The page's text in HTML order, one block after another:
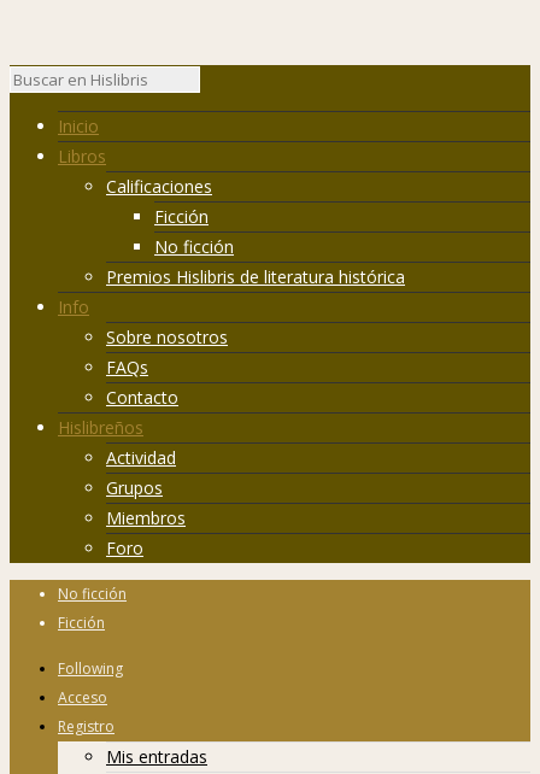
Inicio
Libros
Calificaciones
Ficción
No ficción
Premios Hislibris de literatura histórica
Info
Sobre nosotros
FAQs
Contacto
Hislibreños
Actividad
Grupos
Miembros
Foro
No ficción
Ficción
Following
Acceso
Registro
Mis entradas